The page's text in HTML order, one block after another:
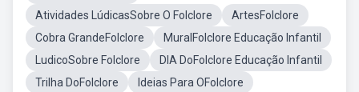
Atividades LúdicasSobre O Folclore
ArtesFolclore
Cobra GrandeFolclore
MuralFolclore Educação Infantil
LudicoSobre Folclore
DIA DoFolclore Educação Infantil
Trilha DoFolclore
Ideias Para OFolclore